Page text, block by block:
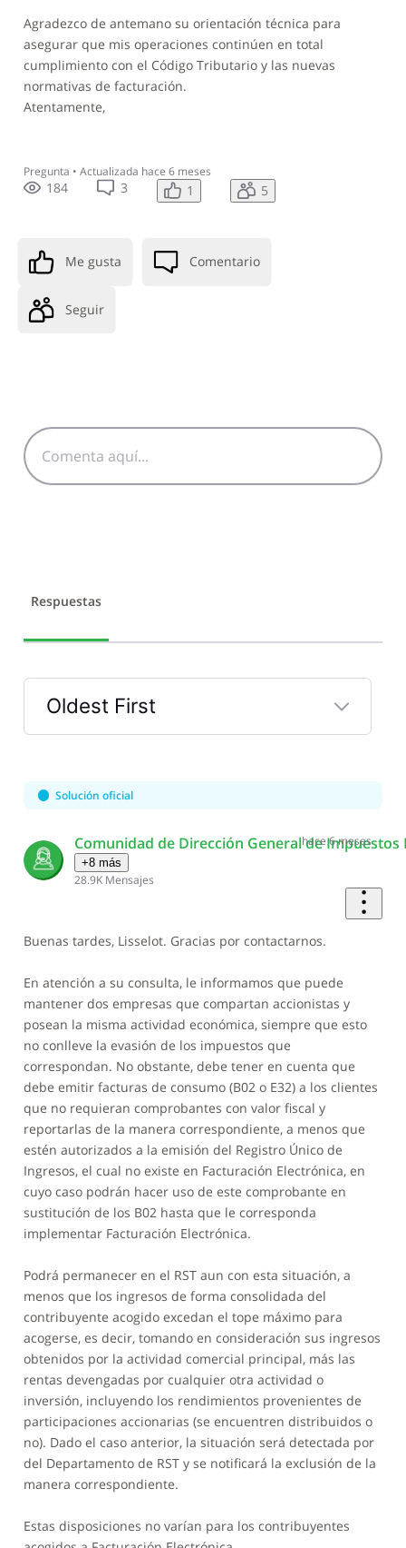
Agradezco de antemano su orientación técnica para
asegurar que mis operaciones continúen en total
cumplimiento con el Código Tributario y las nuevas
normativas de facturación.
Atentamente,
Pregunta • Actualizada hace 6 meses
184 3 1 5
Me gusta Comentario
Seguir
Respuestas
Oldest First
Selected
First
Solución oficial
Comunidad de Dirección General de
+8 más
28.9K Mensajes
hace 6 meses
Buenas tardes, Lisselot. Gracias por contactarnos.
En atención a su consulta, le informamos que puede
mantener dos empresas que compartan accionistas y
posean la misma actividad económica, siempre que esto
no conlleve la evasión de los impuestos que
correspondan. No obstante, debe tener en cuenta que
debe emitir facturas de consumo (B02 o E32) a los clientes
que no requieran comprobantes con valor fiscal y
reportarlas de la manera correspondiente, a menos que
estén autorizados a la emisión del Registro Único de
Ingresos, el cual no existe en Facturación Electrónica, en
cuyo caso podrán hacer uso de este comprobante en
sustitución de los B02 hasta que le corresponda
implementar Facturación Electrónica.
Podrá permanecer en el RST aun con esta situación, a
menos que los ingresos de forma consolidada del
contribuyente acogido excedan el tope máximo para
acogerse, es decir, tomando en consideración sus ingresos
obtenidos por la actividad comercial principal, más las
rentas devengadas por cualquier otra actividad o
inversión, incluyendo los rendimientos provenientes de
participaciones accionarias (se encuentren distribuidos o
no). Dado el caso anterior, la situación será detectada por
del Departamento de RST y se notificará la exclusión de la
manera correspondiente.
Estas disposiciones no varían para los contribuyentes